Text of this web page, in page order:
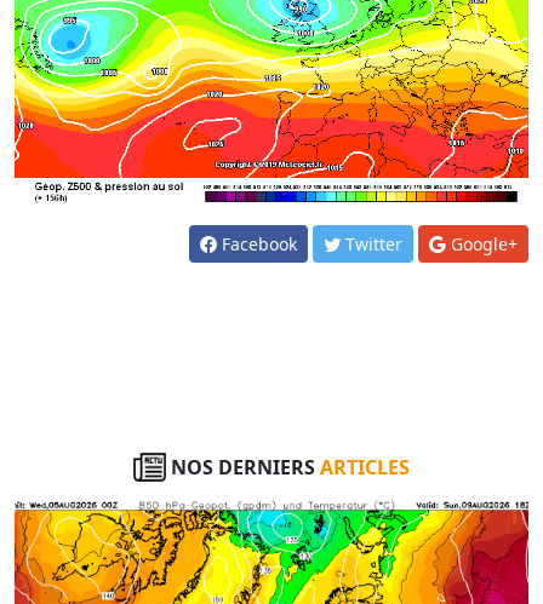
Facebook Twitter Google+
NOS DERNIERSARTICLES